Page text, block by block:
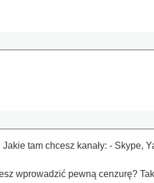
tam chcesz kanały: - Skype,
wprowadzić pewną cenzurę?